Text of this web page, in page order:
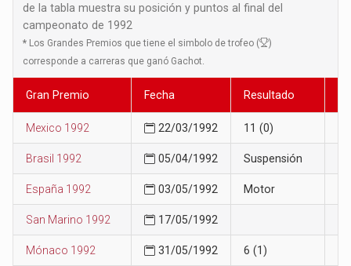
de la tabla muestra su posición y puntos al final del
campeonato de 1992
* Los Grandes Premios que tiene el simbolo de trofeo (
)
corresponde a carreras que ganó Gachot.
Gran Premio Fecha Resultado
Mexico 1992 22/03/1992 11 (0)
Brasil 1992 05/04/1992 Suspensión
España 1992 03/05/1992 Motor
San Marino 1992 17/05/1992
Mónaco 1992 31/05/1992 6 (1)